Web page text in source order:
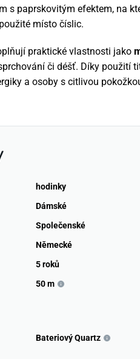
s paprskovitým efektem, na
místo číslic.
praktické vlastnosti jako
či déšť. Díky použití
a osoby s citlivou
hodinky
Dámské
Společenské
Německé
5 roků
50 m
Bateriový Quartz